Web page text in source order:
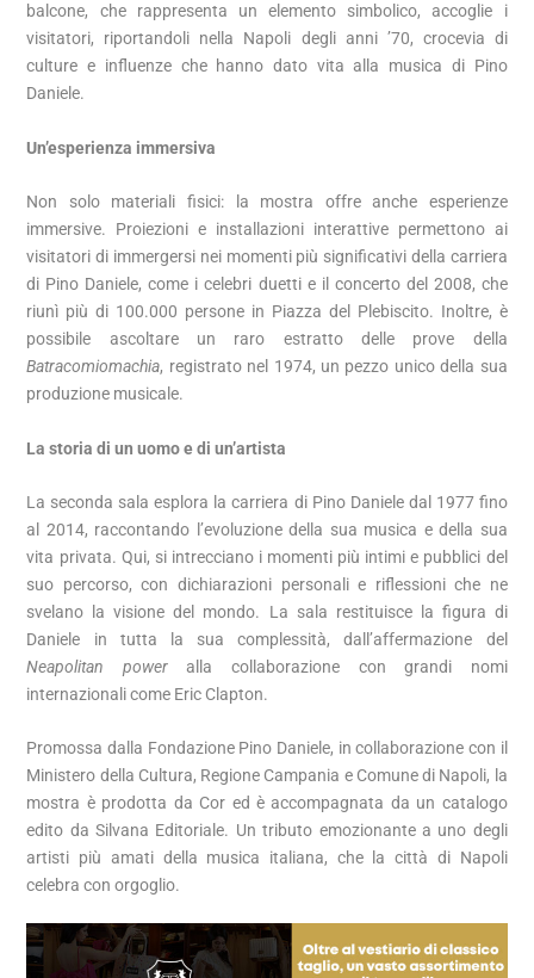
balcone, che rappresenta un elemento simbolico, accoglie i
visitatori, riportandoli nella Napoli degli anni ’70, crocevia di
culture e influenze che hanno dato vita alla musica di Pino
Daniele.
Un’esperienza immersiva
Non solo materiali fisici: la mostra offre anche esperienze
immersive. Proiezioni e installazioni interattive permettono ai
visitatori di immergersi nei momenti più significativi della carriera
di Pino Daniele, come i celebri duetti e il concerto del 2008, che
riunì più di 100.000 persone in Piazza del Plebiscito. Inoltre, è
possibile ascoltare un raro estratto delle prove della
Batracomiomachia, registrato nel 1974, un pezzo unico della sua
produzione musicale.
La storia di un uomo e di un’artista
La seconda sala esplora la carriera di Pino Daniele dal 1977 fino
al 2014, raccontando l’evoluzione della sua musica e della sua
vita privata. Qui, si intrecciano i momenti più intimi e pubblici del
suo percorso, con dichiarazioni personali e riflessioni che ne
svelano la visione del mondo. La sala restituisce la figura di
Daniele in tutta la sua complessità, dall’affermazione del
Neapolitan poweralla collaborazione con grandi nomi
internazionali come Eric Clapton.
Promossa dalla Fondazione Pino Daniele, in collaborazione con il
Ministero della Cultura, Regione Campania e Comune di Napoli, la
mostra è prodotta da Cor ed è accompagnata da un catalogo
edito da Silvana Editoriale. Un tributo emozionante a uno degli
artisti più amati della musica italiana, che la città di Napoli
celebra con orgoglio.